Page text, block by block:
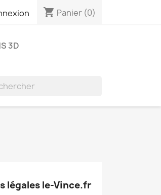
shopping_cart Panier (0)
3D
légales le-Vince.fr